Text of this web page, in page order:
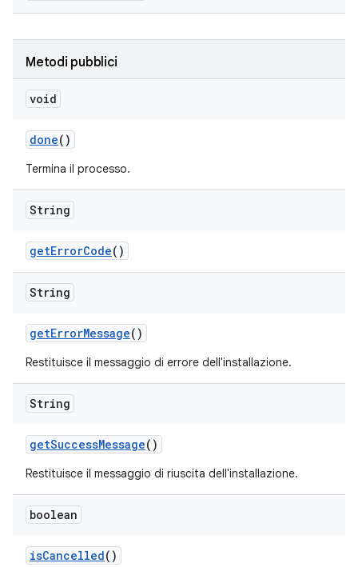
Metodi pubblici
void
done()
Termina il processo.
String
getErrorCode()
String
getErrorMessage()
Restituisce il messaggio di errore dell'installazione.
String
getSuccessMessage()
Restituisce il messaggio di riuscita dell'installazione.
boolean
isCancelled()